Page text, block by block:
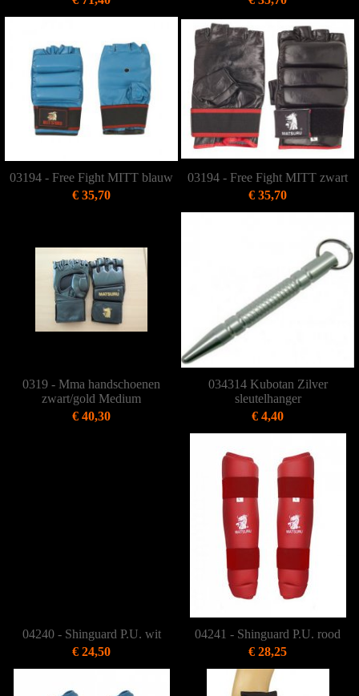
03194 - Free Fight MITT blauw
€ 35,70
03194 - Free Fight MITT zwart
€ 35,70
0319 - Mma handschoenen
zwart/gold Medium
€ 40,30
034314 Kubotan Zilver
sleutelhanger
€ 4,40
04240 - Shinguard P.U. wit
€ 24,50
04241 - Shinguard P.U. rood
€ 28,25